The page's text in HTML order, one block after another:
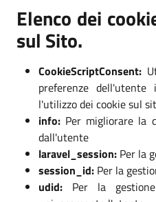
Elenco dei
sul Sito.
CookieScriptConsent:
preferenze
l'utilizzo dei cookie sul
info: Per migliorare la
dall'utente
laravel_session: Per la
session_id: Per la
udid: Per la